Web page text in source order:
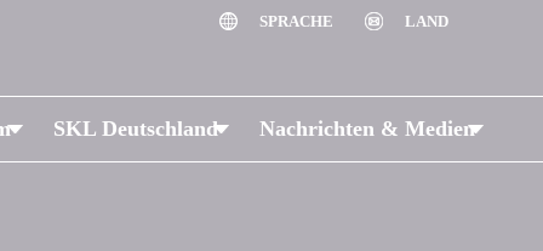
LAND
SPRACHE
SKL Deutschland Nachrichten & Medien